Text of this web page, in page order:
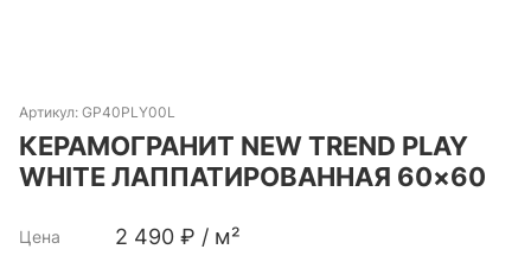
Артикул: GP40PLY00L
КЕРАМОГРАНИТ NEW TREND PLAY
WHITE ЛАППАТИРОВАННАЯ 60×60
Цена 2 490 ₽ / м²